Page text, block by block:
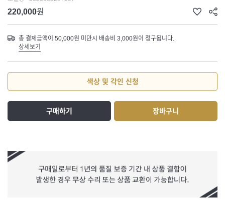
220,000원
총 결제금액이 50,000원 미만시 배송비 3,000원이 청구됩니다.
상세보기
색상 및 각인 신청
구매하기 장바구니